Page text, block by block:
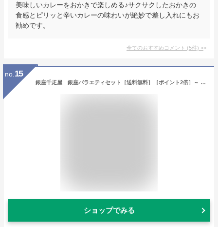
美味しいカレーをおかきで楽しめる♪サクサクしたおかきの
食感とピリッと辛いカレーの味わいが絶妙で差し入れにもお
勧めです。
全てのおすすめコメント (5件) >
no. 15
銀座千疋屋 銀座バラエティセット［送料無料］［ポイント2倍］～ ゼリー 詰め合わせ 焼き菓子 ギフト 贈り物 フルーツ スイーツ プレゼント お菓子 内祝い 誕生日 お祝い 御礼 快気内祝 お見舞い 送料無料 千疋屋 ～
ショップでみる